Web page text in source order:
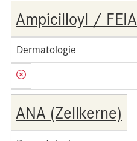
Ampicilloyl / FEIA
Dermatologie
ANA (Zellkerne)